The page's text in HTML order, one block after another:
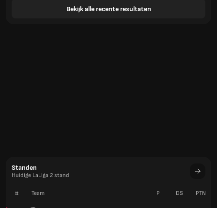
Bekijk alle recente resultaten
Standen
Huidige LaLiga 2 stand
# Team P DS PTN